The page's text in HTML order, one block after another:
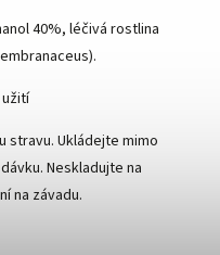
40%, léčivá rostlina
užití
stravu. Ukládejte mimo
Neskladujte na
na závadu.